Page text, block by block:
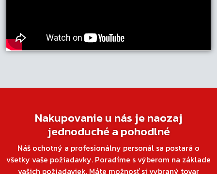
Nakupovanie u nás je naozaj
jednoduché a pohodlné
Náš ochotný a profesionálny personál sa postará o
všetky vaše požiadavky. Poradíme s výberom na základe
vašich požiadaviek. Máte možnosť si vybraný tovar